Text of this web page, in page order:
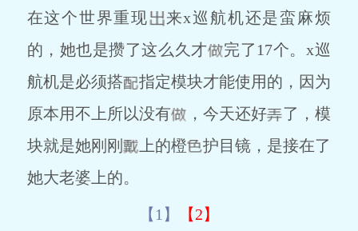
在这个世界重现
来x巡航机还是蛮麻烦
的，她也是攒了这么久才
完了17个。x巡
航机是必须搭
指定模块才能使用的，因为
原本用不上所以没有
，今天还好
了，模
块就是她刚刚
上的橙
护目镜，是接在了
她大老婆上的。
【1】 【2】